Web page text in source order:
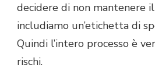
decidere di non mantenere
includiamo un’etichetta di
Quindi l’intero processo è
rischi.